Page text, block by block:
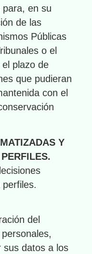
para, en su
de las
Públicas
o el
plazo de
que pudieran
con el
Y
del
sus datos a los